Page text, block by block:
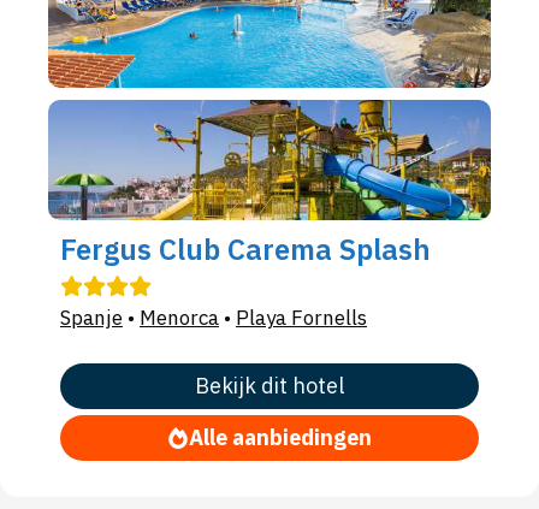
Fergus Club Carema Splash
Spanje • Menorca • Playa Fornells
Bekijk dit hotel
Alle aanbiedingen